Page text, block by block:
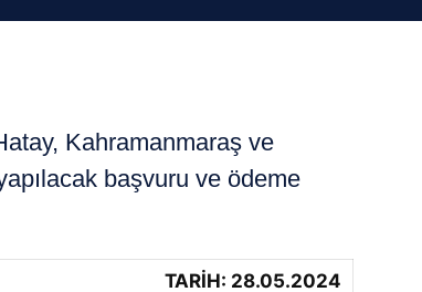
Kahramanmaraş ve
başvuru ve ödeme
TARİH: 28.05.2024